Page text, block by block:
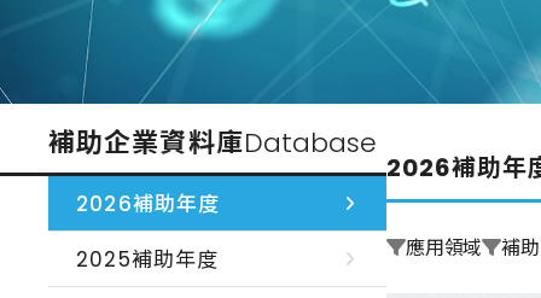
補助企業資料庫Database
2026補助年度
2025補助年度
2026補助年
應用領域 補